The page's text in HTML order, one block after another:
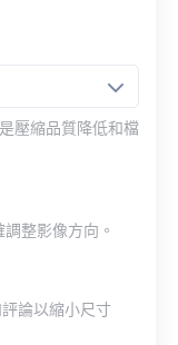
壓縮品質降低和檔
整影像方向。
論以縮小尺寸